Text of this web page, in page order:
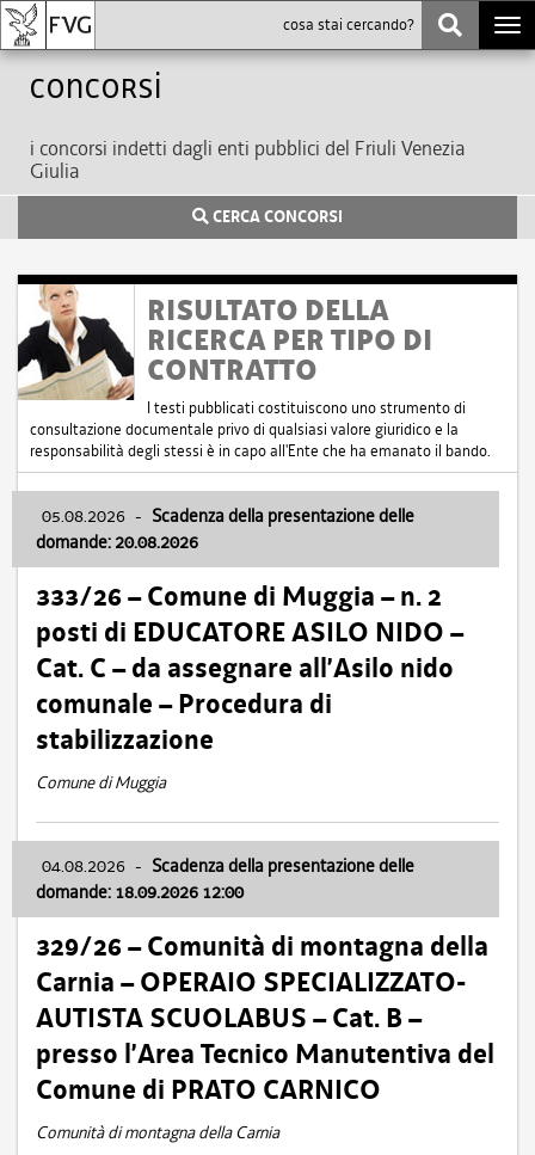
Concorsi
i concorsi indetti dagli enti pubblici del Friuli Venezia
Giulia
CERCA CONCORSI
RISULTATO DELLA
RICERCA PER TIPO DI
CONTRATTO
I testi pubblicati costituiscono uno strumento di
consultazione documentale privo di qualsiasi valore giuridico e la
responsabilità degli stessi è in capo all'Ente che ha emanato il bando.
05.08.2026 - Scadenza della presentazione delle
domande: 20.08.2026
333/26 – Comune di Muggia – n. 2
posti di EDUCATORE ASILO NIDO –
Cat. C – da assegnare all’Asilo nido
comunale – Procedura di
stabilizzazione
Comune di Muggia
04.08.2026 - Scadenza della presentazione delle
domande: 18.09.2026 12:00
329/26 – Comunità di montagna della
Carnia – OPERAIO SPECIALIZZATO-
AUTISTA SCUOLABUS – Cat. B –
presso l’Area Tecnico Manutentiva del
Comune di PRATO CARNICO
Comunità di montagna della Carnia